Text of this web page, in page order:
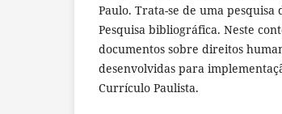
Paulo. Trata-se de uma
Pesquisa bibliográfica. Neste
documentos sobre direitos
desenvolvidas para
Currículo Paulista.